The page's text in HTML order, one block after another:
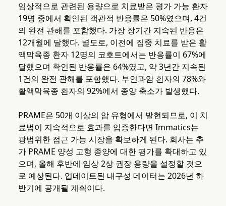
임상적으로 관련된 용량으로 치료받은 평가 가능 환자
19명 중에서 확인된 객관적 반응률은 50%였으며, 4건
의 완전 관해를 포함했다. 가장 장기간 지속된 반응은
12개월에 달했다. 별도로, 이전에 집중 치료를 받은 활
액막육종 환자 12명의 코호트에서는 반응률이 67%에
달했으며 확인된 반응률은 64%였고, 약 3년간 지속된
1건의 완전 관해를 포함했다. 부인과암 환자의 78%와
활액막육종 환자의 92%에서 종양 축소가 발생했다.
PRAME은 50개 이상의 암 유형에서 발현되므로, 이 치
료법이 지속적으로 효과를 입증한다면 Immatics는
광범위한 접근 가능 시장을 확보하게 된다. 회사는 추
가 PRAME 양성 고형 종양에 대한 평가를 확대하고 있
으며, 올해 후반에 임상 2상 권장 용량을 설정할 것으
로 예상된다. 업데이트된 내구성 데이터는 2026년 하
반기에 공개될 계획이다.